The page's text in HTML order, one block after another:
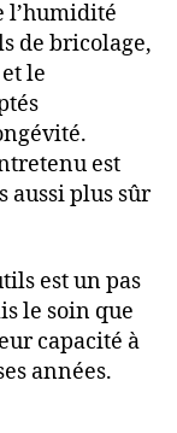
l’humidité
de bricolage,
le
est
aussi plus sûr
est un pas
le soin que
capacité à
années.